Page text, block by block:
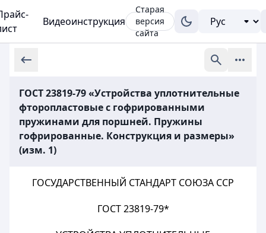
Видеоинструкция
Старая
версия
сайта
ГОСТ 23819-79 «Устройства уплотнительные
фторопластовые с гофрированными
пружинами для поршней. Пружины
гофрированные. Конструкция и размеры»
(изм. 1)
ГОСУДАРСТВЕННЫЙ СТАНДАРТ СОЮЗА ССР
ГОСТ 23819-79*